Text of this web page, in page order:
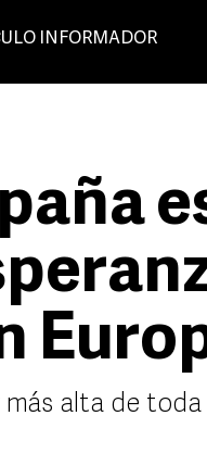
INFORMADOR
alta de toda